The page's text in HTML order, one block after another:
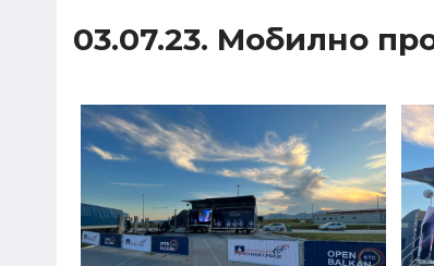
03.07.23. Мобилно